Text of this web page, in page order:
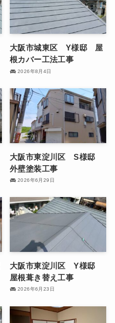
大阪市城東区 Y様邸 屋
根カバー工法工事
2026年8月4日
大阪市東淀川区 S様邸
外壁塗装工事
2026年6月29日
大阪市東淀川区 Y様邸
屋根葺き替え工事
2026年6月23日